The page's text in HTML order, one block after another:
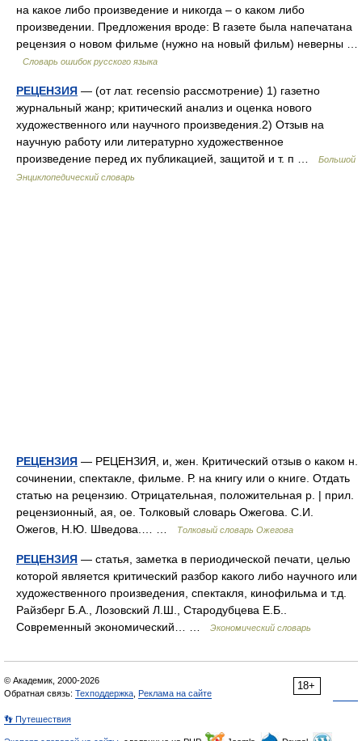
на какое либо произведение и никогда – о каком либо
произведении. Предложения вроде: В газете была напечатана
рецензия о новом фильме (нужно на новый фильм) неверны …
Словарь ошибок русского языка
РЕЦЕНЗИЯ — (от лат. recensio рассмотрение) 1) газетно
журнальный жанр; критический анализ и оценка нового
художественного или научного произведения.2) Отзыв на
научную работу или литературно художественное
произведение перед их публикацией, защитой и т. п …
Большой
Энциклопедический словарь
РЕЦЕНЗИЯ — РЕЦЕНЗИЯ, и, жен. Критический отзыв о каком н.
сочинении, спектакле, фильме. Р. на книгу или о книге. Отдать
статью на рецензию. Отрицательная, положительная р. | прил.
рецензионный, ая, ое. Толковый словарь Ожегова. С.И.
Ожегов, Н.Ю. Шведова.… …
Толковый словарь Ожегова
РЕЦЕНЗИЯ — статья, заметка в периодической печати, целью
которой является критический разбор какого либо научного или
художественного произведения, спектакля, кинофильма и т.д.
Райзберг Б.А., Лозовский Л.Ш., Стародубцева Е.Б..
Современный экономический… …
Экономический словарь
18+
© Академик, 2000-2026
Обратная связь: Техподдержка Реклама на сайте
👣 Путешествия